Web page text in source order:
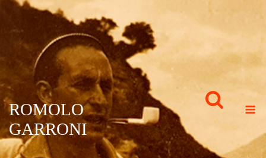
ROMOLO
GARRONI